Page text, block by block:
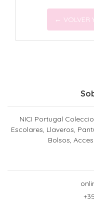
← VOLVER
NICI Portugal
Escolares, Llaveros,
Bolsos,